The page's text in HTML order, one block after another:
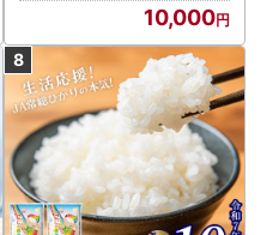
ン フルーツ FN-Limited-S
P
10,000